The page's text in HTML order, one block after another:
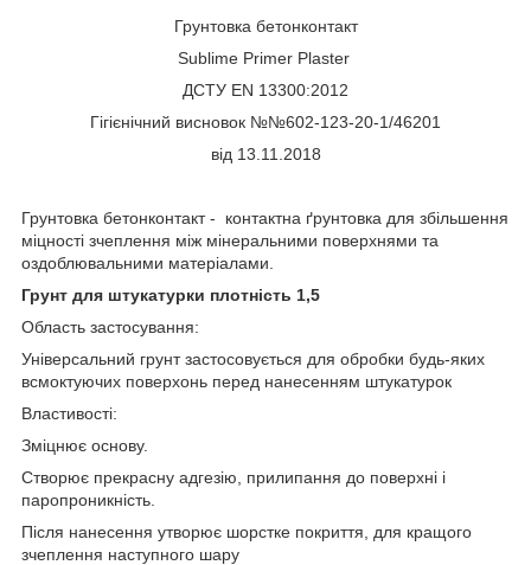
Грунтовка бетонконтакт
Sublime Primer Plaster
ДСТУ EN 13300:2012
Гігієнічний висновок №№602-123-20-1/46201
від 13.11.2018
Грунтовка бетонконтакт - контактна ґрунтовка для збільшення
міцності зчеплення між мінеральними поверхнями та
оздоблювальними матеріалами.
Грунт для штукатурки плотність 1,5
Область застосування:
Універсальний грунт застосовується для обробки будь-яких
всмоктуючих поверхонь перед нанесенням штукатурок
Властивості:
Зміцнює основу.
Створює прекрасну адгезію, прилипання до поверхні і
паропроникність.
Після нанесення утворює шорстке покриття, для кращого
зчеплення наступного шару